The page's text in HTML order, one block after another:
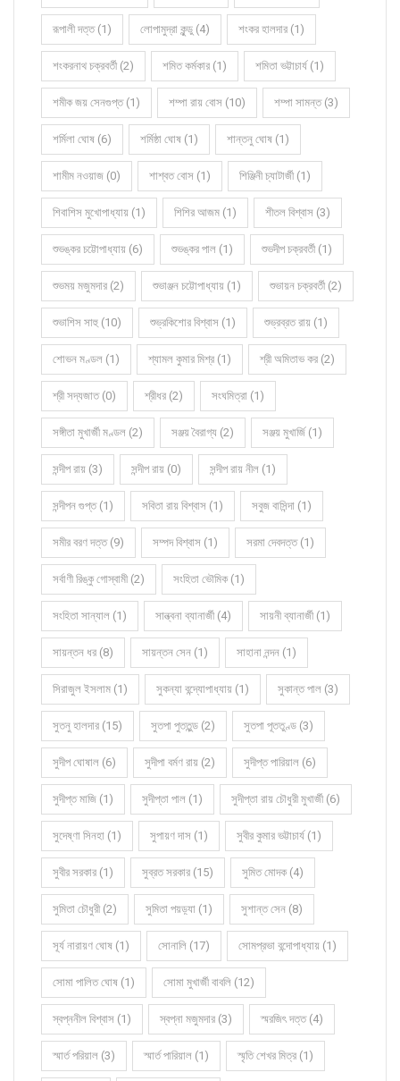
রূপালী দত্ত (1) লোপামুদ্রা কুন্ডু (4) শংকর হালদার (1)
শংকরনাথ চক্রবর্তী (2) শমিত কর্মকার (1) শমিতা ভট্টাচার্য (1)
শমীক জয় সেনগুপ্ত (1) শম্পা রায় বোস (10) শম্পা সামন্ত (3)
শর্মিলা ঘোষ (6) শর্মিষ্ঠা ঘোষ (1) শান্তনু ঘোষ (1)
শামীম নওয়াজ (0) শাশ্বত বোস (1) শিঞ্জিনী চ্যাটার্জী (1)
শিবাশিস মুখোপাধ্যায় (1) শিশির আজম (1) শীতল বিশ্বাস (3)
শুভঙ্কর চট্টোপাধ্যায় (6) শুভঙ্কর পাল (1) শুভদীপ চক্রবর্তী (1)
শুভময় মজুমদার (2) শুভাঞ্জন চট্টোপাধ্যায় (1) শুভায়ন চক্রবর্তী (2)
শুভাশিস সাহু (10) শুভ্রকিশোর বিশ্বাস (1) শুভ্রব্রত রায় (1)
শোভন মণ্ডল (1) শ্যামল কুমার মিশ্র (1) শ্রী অমিতাভ কর (2)
শ্রী সদ্যজাত (0) শ্রীধর (2) সংঘমিত্রা (1)
সঙ্গীতা মুখার্জী মণ্ডল (2) সঞ্জয় বৈরাগ্য (2) সঞ্জয় মুখার্জি (1)
সন্দীপ রায় (3) সন্দীপ রায় (0) সন্দীপ রায় নীল (1)
সন্দীপন গুপ্ত (1) সবিতা রায় বিশ্বাস (1) সবুজ বাসিন্দা (1)
সমীর বরণ দত্ত (9) সম্পদ বিশ্বাস (1) সরমা দেবদত্ত (1)
সর্বাণী রিঙ্কু গোস্বামী (2) সংহিতা ভৌমিক (1)
সংহিতা সান্যাল (1) সান্ত্বনা ব্যানার্জী (4) সায়নী ব্যানার্জী (1)
সায়ন্তন ধর (8) সায়ন্তন সেন (1) সাহানা নন্দন (1)
সিরাজুল ইসলাম (1) সুকন্যা বন্দ্যোপাধ্যায় (1) সুকান্ত পাল (3)
সুতনু হালদার (15) সুতপা পুততুন্ড (2) সুতপা পূততুণ্ড (3)
সুদীপ ঘোষাল (6) সুদীপা বর্মণ রায় (2) সুদীপ্ত পারিয়াল (6)
সুদীপ্ত মাজি (1) সুদীপ্তা পাল (1) সুদীপ্তা রায় চৌধুরী মুখার্জী (6)
সুদেষ্ণা সিনহা (1) সুপায়ণ দাস (1) সুবীর কুমার ভট্টাচার্য (1)
সুবীর সরকার (1) সুব্রত সরকার (15) সুমিত মোদক (4)
সুমিতা চৌধুরী (2) সুমিতা পয়ড়্যা (1) সুশান্ত সেন (8)
সূর্য নারায়ণ ঘোষ (1) সোনালি (17) সোমপ্রভা বন্দোপাধ্যায় (1)
সোমা পালিত ঘোষ (1) সোমা মুখার্জী বাবলি (12)
স্বপ্ননীল বিশ্বাস (1) স্বপ্না মজুমদার (3) স্মরজিৎ দত্ত (4)
স্মার্ত পরিয়াল (3) স্মার্ত পারিয়াল (1) স্মৃতি শেখর মিত্র (1)